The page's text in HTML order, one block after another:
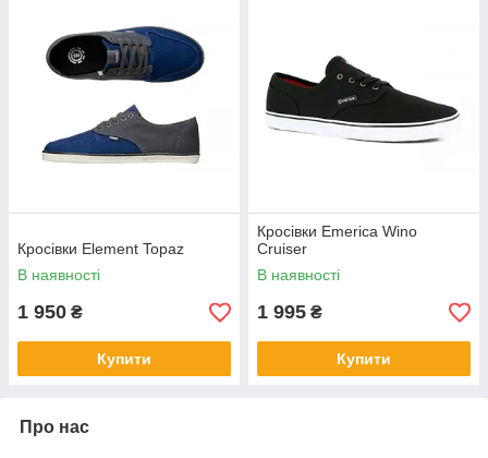
Кросівки Element Topaz
В наявності
1 950 ₴
Купити
Кросівки Emerica Wino
Cruiser
В наявності
1 995 ₴
Купити
Про нас